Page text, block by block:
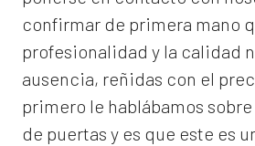
confirmar de primera mano
profesionalidad y la calidad
ausencia, reñidas con el
primero le hablábamos
de puertas y es que este es